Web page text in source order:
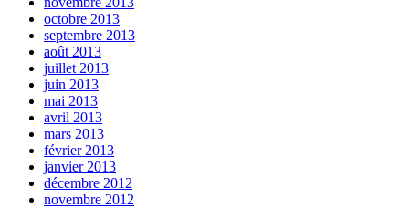
octobre 2013
septembre 2013
août 2013
juillet 2013
juin 2013
mai 2013
avril 2013
mars 2013
février 2013
janvier 2013
décembre 2012
novembre 2012